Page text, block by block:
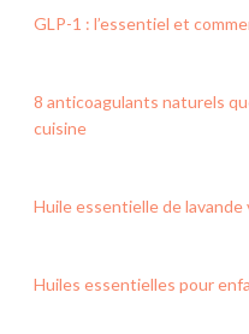
GLP-1 : l’essentiel et
8 anticoagulants naturels
cuisine
Huile essentielle de lavande
Huiles essentielles pour